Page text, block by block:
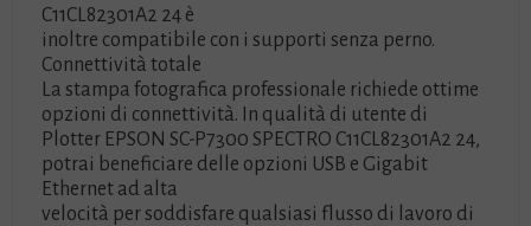
C11CL82301A2 24 è
inoltre compatibile con i supporti senza perno.
Connettività totale
La stampa fotografica professionale richiede ottime
opzioni di connettività. In qualità di utente di
Plotter EPSON SC-P7300 SPECTRO C11CL82301A2 24,
potrai beneficiare delle opzioni USB e Gigabit
Ethernet ad alta
velocità per soddisfare qualsiasi flusso di lavoro di